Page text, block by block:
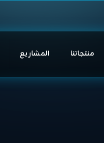
منتجاتنا المشاريع